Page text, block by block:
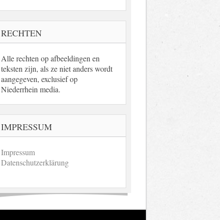
RECHTEN
Alle rechten op afbeeldingen en
teksten zijn, als ze niet anders wordt
aangegeven, exclusief op
Niederrhein media.
IMPRESSUM
Impressum
Datenschutzerklärung